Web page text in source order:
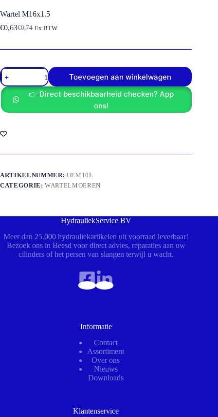
Wartel M16x1.5
€0,74
Oorspronkelijke
was:
€0,63Huidige
is:
Ex BTW
Wartel
M16x1.5
aantal
Toevoegen aan winkelwagen
👉 Direct beschikbaarheid checken? App
ons!
ARTIKELNUMMER: UEM10L
CATEGORIE:WARTELMOEREN
HydrauliekService BV
Meer dan 25.000 hydrauliekartikelen uit voorraad leverbaar!
Bezoek ons in Beesd voor direct advies, reparaties aan uw
cilinders of het persen van slangen terwijl u wacht.
Informatie
Contact
Assortiment
Over ons
Nieuws
Downloads
Klantenservice